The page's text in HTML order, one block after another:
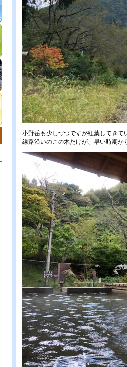
小野岳も少しづつですが紅葉してきて
線路沿いのこの木だけが、早い時期か